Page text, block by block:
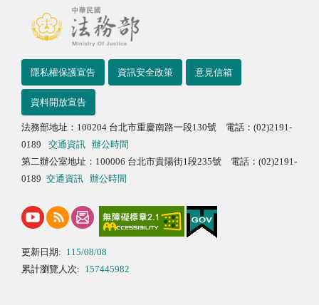
隱私權保護宣告 資訊安全政策 意見信箱
資料開放宣告
法務部地址：100204 台北市重慶南路一段130號 電話：(02)2191-
0189
交通資訊
辦公時間
第二辦公室地址：100006 台北市貴陽街1段235號 電話：(02)2191-
0189 交通資訊 辦公時間
更新日期: 115/08/08
累計瀏覽人次: 157445982